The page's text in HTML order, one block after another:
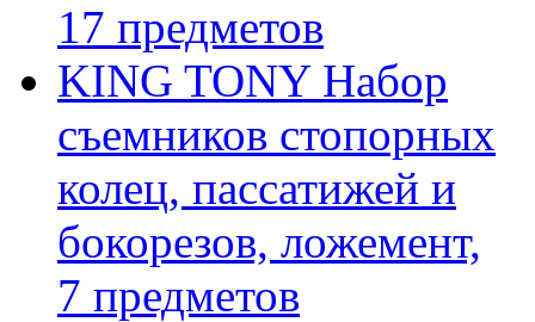
17 предметов
KING TONY Набор
съемников стопорных
колец, пассатижей и
бокорезов, ложемент,
7 предметов